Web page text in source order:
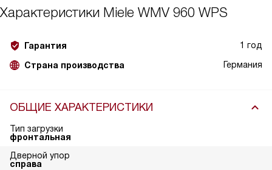
Характеристики Miele WMV 960 WPS
Гарантия 1 год
Страна производства Германия
ОБЩИЕ ХАРАКТЕРИСТИКИ
Тип загрузки
фронтальная
Дверной упор
справа